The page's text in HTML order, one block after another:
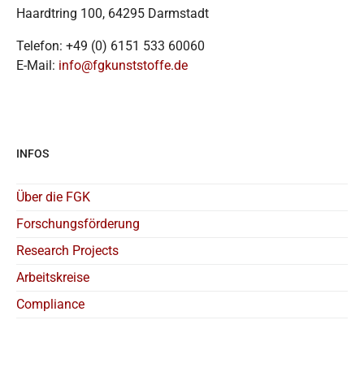
Haardtring 100, 64295 Darmstadt
Telefon: +49 (0) 6151 533 60060
E-Mail: info@fgkunststoffe.de
INFOS
Über die FGK
Forschungsförderung
Research Projects
Arbeitskreise
Compliance